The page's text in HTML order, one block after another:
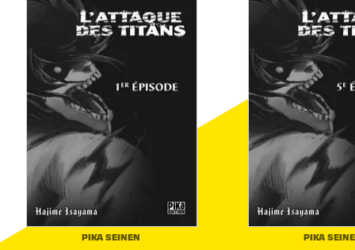
PIKA SEINEN PIKA